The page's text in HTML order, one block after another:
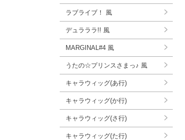
ラブライブ！ 風
デュラララ!! 風
MARGINAL#4 風
うたの☆プリンスさまっ♪ 風
キャラウィッグ(あ行)
キャラウィッグ(か行)
キャラウィッグ(さ行)
キャラウィッグ(た行)